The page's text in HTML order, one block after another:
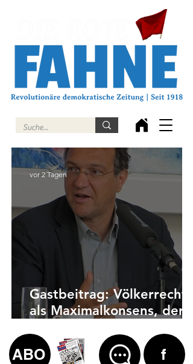
Gastbeitrag: Völkerrecht
als Maximalkonsens, der
vor 2 Tagen
ABO f